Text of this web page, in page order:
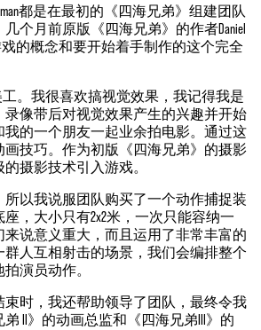
都是在最初的《四海兄弟》组建团队
个月前原版《四海兄弟》的作者Daniel
戏的概念和要开始着手制作的这个完全
工。我很喜欢搞视觉效果，我记得我是
录像带后对视觉效果产生的兴趣并开始
的一个朋友一起业余拍电影。通过这
技巧。作为初版《四海兄弟》的摄影
摄影技术引入游戏。
以我说服团队购买了一个动作捕捉装
，大小只有2x2米，一次只能容纳一
说意义重大，而且运用了非常丰富的
人互相射击的场景，我们会编排整个
演员动作。
时，我还帮助领导了团队，最终令我
II》的动画总监和《四海兄弟III》的